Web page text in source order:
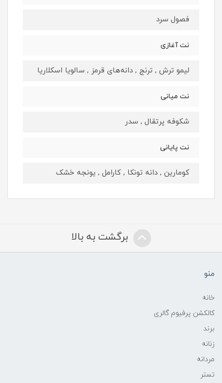
فصول سرد
نت آغازی
لیمو ترش , ترنج , دانه‌های قرمز , سالویا اسکلاریا
نت میانی
شکوفه پرتقال , سدر
نت پایانی
کومارین , دانه تونکا , کارامل , یونجه خشک
برگشت به بالا
منو
خانه
کالکشن پرفیوم گالری
برند
زنانه
مردانه
تستر